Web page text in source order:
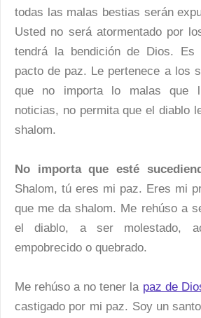
todas las malas bestias serán
Usted no será atormentado por
tendrá la bendición de Dios.
pacto de paz. Le pertenece a los
que no importa lo malas que
noticias, no permita que el diablo
shalom.
No importa que esté
Shalom, tú eres mi paz. Eres mi
que me da shalom. Me rehúso a
el diablo, a ser molestado,
empobrecido o quebrado.
Me rehúso a no tener la paz de
castigado por mi paz. Soy un